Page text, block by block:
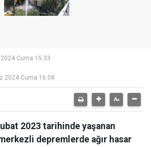
Cuma 15:33
2024 Cuma 16:08
2023 tarihinde yaşanan
depremlerde ağır hasar